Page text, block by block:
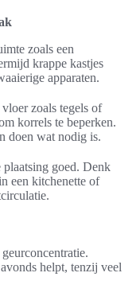
zoals een
krappe kastjes
apparaten.
zoals tegels of
korrels te beperken.
doen wat nodig is.
goed. Denk
een kitchenette of
helpt, tenzij veel